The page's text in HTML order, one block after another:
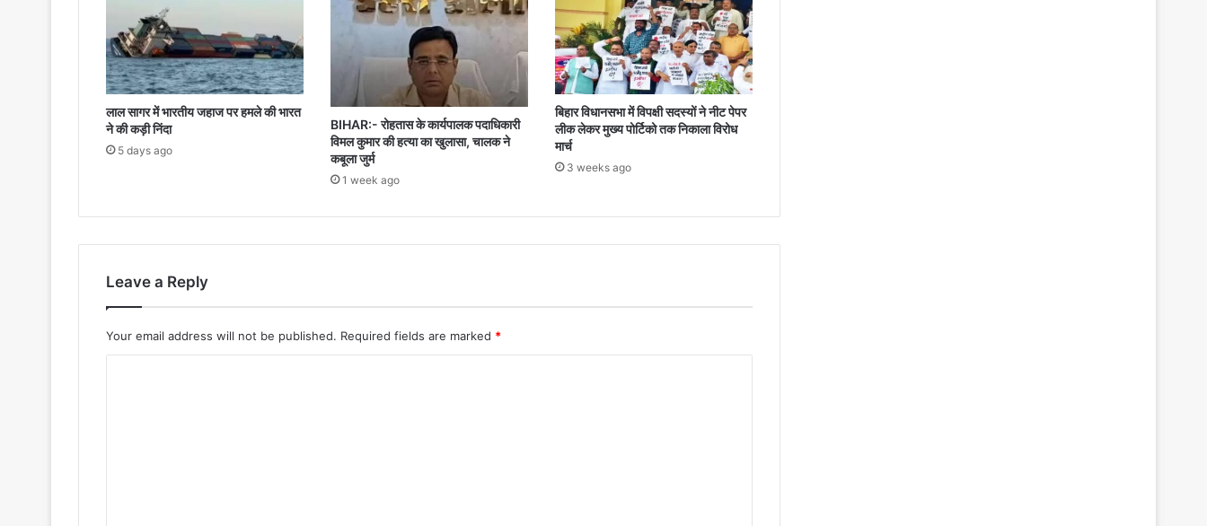
लाल सागर में भारतीय जहाज पर हमले की भारत
ने की कड़ी निंदा
5 days ago
BIHAR:- रोहतास के कार्यपालक पदाधिकारी
विमल कुमार की हत्या का खुलासा, चालक ने
कबूला जुर्म
1 week ago
बिहार विधानसभा में विपक्षी सदस्यों ने नीट पेपर
लीक लेकर मुख्य पोर्टिको तक निकाला विरोध
मार्च
3 weeks ago
Leave a Reply
Your email address will not be published. Required fields are marked *